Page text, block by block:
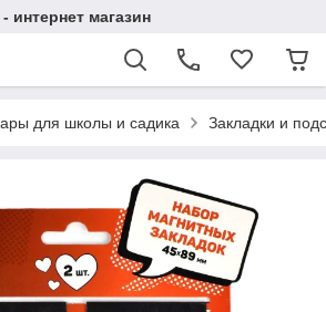
интернет магазин
для школы и садика Закладки и